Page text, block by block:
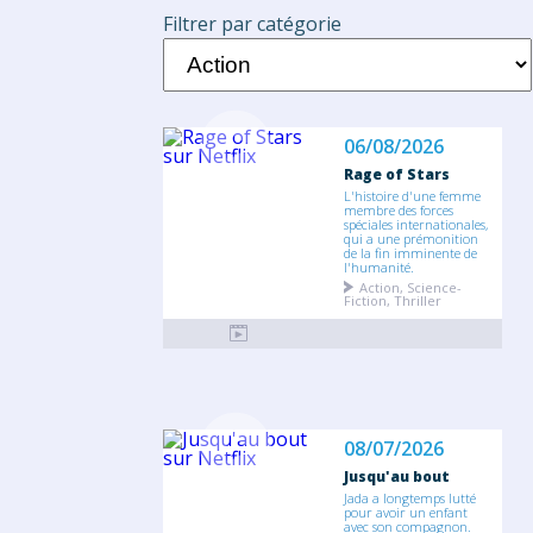
Filtrer par catégorie
06/08/2026
Rage of Stars
L'histoire d'une femme
membre des forces
spéciales internationales,
qui a une prémonition
de la fin imminente de
l'humanité.
Action, Science-
Fiction, Thriller
08/07/2026
Jusqu'au bout
Jada a longtemps lutté
pour avoir un enfant
avec son compagnon.